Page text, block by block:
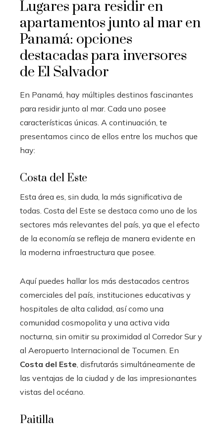
Lugares para residir en
apartamentos junto al mar en
Panamá: opciones
destacadas para inversores
de El Salvador
En Panamá, hay múltiples destinos fascinantes
para residir junto al mar. Cada uno posee
características únicas. A continuación, te
presentamos cinco de ellos entre los muchos que
hay:
Costa del Este
Esta área es, sin duda, la más significativa de
todas. Costa del Este se destaca como uno de los
sectores más relevantes del país, ya que el efecto
de la economía se refleja de manera evidente en
la moderna infraestructura que posee.
Aquí puedes hallar los más destacados centros
comerciales del país, instituciones educativas y
hospitales de alta calidad, así como una
comunidad cosmopolita y una activa vida
nocturna, sin omitir su proximidad al Corredor Sur y
al Aeropuerto Internacional de Tocumen. En
Costa del Este, disfrutarás simultáneamente de
las ventajas de la ciudad y de las impresionantes
vistas del océano.
Paitilla